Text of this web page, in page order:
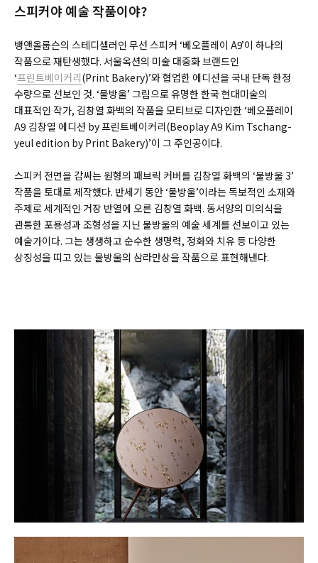
스피커야 예술 작품이야?
뱅앤올룹슨의 스테디셀러인 무선 스피커 ‘베오플레이 A9’이 하나의
작품으로 재탄생했다. 서울옥션의 미술 대중화 브랜드인
‘프린트베이커리(Print Bakery)’와 협업한 에디션을 국내 단독 한정
수량으로 선보인 것. ‘물방울’ 그림으로 유명한 한국 현대미술의
대표적인 작가, 김창열 화백의 작품을 모티브로 디자인한 ‘베오플레이
A9 김창열 에디션 by 프린트베이커리(Beoplay A9 Kim Tschang-
yeul edition by Print Bakery)’이 그 주인공이다.
스피커 전면을 감싸는 원형의 패브릭 커버를 김창열 화백의 ‘물방울 3’
작품을 토대로 제작했다. 반세기 동안 ‘물방울’이라는 독보적인 소재와
주제로 세계적인 거장 반열에 오른 김창열 화백. 동서양의 미의식을
관통한 포용성과 조형성을 지닌 물방울의 예술 세계를 선보이고 있는
예술가이다. 그는 생생하고 순수한 생명력, 정화와 치유 등 다양한
상징성을 띠고 있는 물방울의 삼라만상을 작품으로 표현해낸다.